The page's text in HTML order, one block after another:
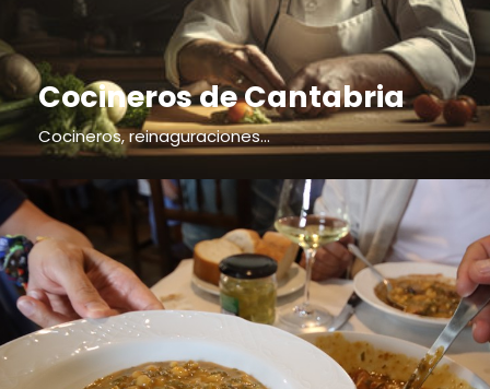
Cocineros de Cantabria
Cocineros, reinaguraciones...